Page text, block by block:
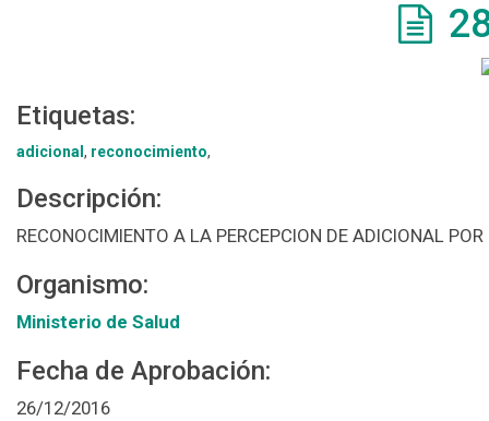
Etiquetas:
adicional , reconocimiento,
Descripción:
RECONOCIMIENTO A LA PERCEPCION DE ADICIONAL
Organismo:
Ministerio de Salud
Fecha de Aprobación:
26/12/2016